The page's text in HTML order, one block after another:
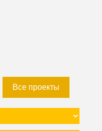
Все проекты